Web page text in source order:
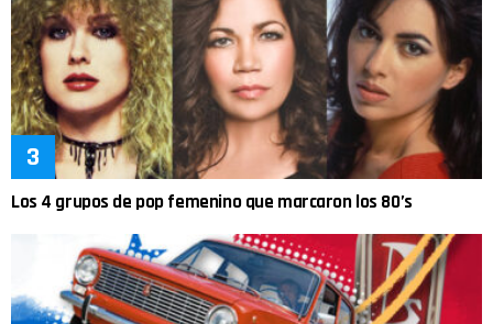
Los 4 grupos de pop femenino que marcaron los 80’s